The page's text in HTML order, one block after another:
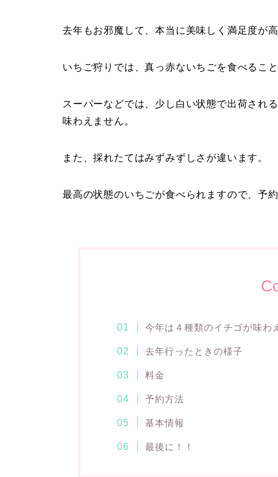
去年もお邪魔して、本当に美味しく満足度が
いちご狩りでは、真っ赤ないちごを食べること
スーパーなどでは、少し白い状態で出荷され
味わえません。
また、採れたてはみずみずしさが違います。
最高の状態のいちごが食べられますので、予
今年は４種類のイチゴが味わ
去年行ったときの様子
料金
予約方法
基本情報
最後に！！